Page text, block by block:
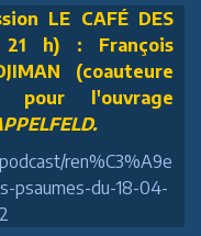
LE CAFÉ DES
21 h) : François
(coauteure
pour l'ouvrage
ren%C3%A9e
psaumes-du-18-04-